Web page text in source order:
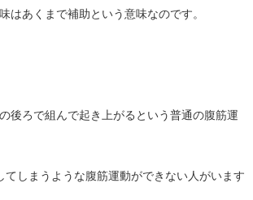
はあくまで補助という意味なのです。
後ろで組んで起き上がるという普通の腹筋運
てしまうような腹筋運動ができない人がいます